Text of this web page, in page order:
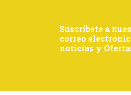
Suscríbete a
correo
noticias y